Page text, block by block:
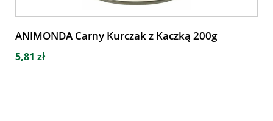
ANIMONDA Carny Kurczak z Kaczką 200g
5,81 zł